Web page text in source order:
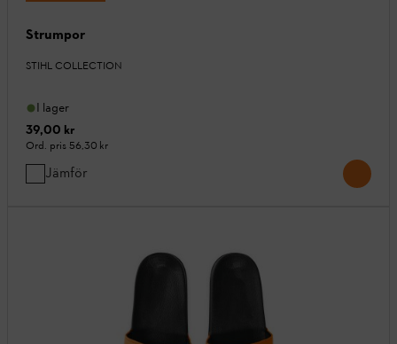
Strumpor
STIHL COLLECTION
I lager
39,00 kr
Ord. pris 56,30 kr
Jämför